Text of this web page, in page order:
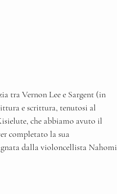
tra Vernon Lee e Sargent (in
e scrittura, tenutosi al
che abbiamo avuto il
completato la sua
dalla violoncellista Nahomi